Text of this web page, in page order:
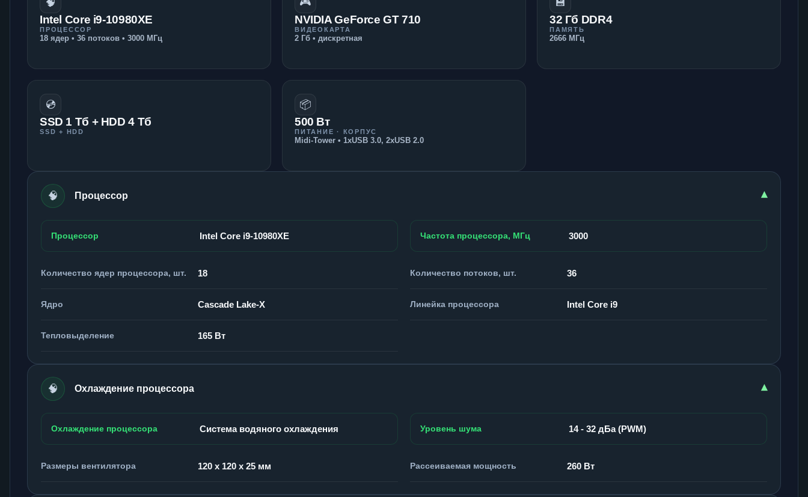
Intel Core i9-10980XE
ПРОЦЕССОР
18 ядер • 36 потоков • 3000 МГц
NVIDIA GeForce GT 710
ВИДЕОКАРТА
2 Гб • дискретная
32 Гб DDR4
ПАМЯТЬ
2666 МГц
💿
SSD 1 Тб + HDD 4 Тб
SSD + HDD
📦
500 Вт
ПИТАНИЕ · КОРПУС
Midi-Tower • 1xUSB 3.0, 2xUSB 2.0
🧠 Процессор ▾
Процессор Intel Core i9-10980XE Частота процессора, МГц 3000
Количество ядер процессора, шт. 18 Количество потоков, шт. 36
Ядро Cascade Lake-X Линейка процессора Intel Core i9
Тепловыделение 165 Вт
🧠 Охлаждение процессора ▾
Охлаждение процессора Система водяного охлаждения Уровень шума 14 - 32 дБа (PWM)
Размеры вентилятора 120 x 120 x 25 мм Рассеиваемая мощность 260 Вт